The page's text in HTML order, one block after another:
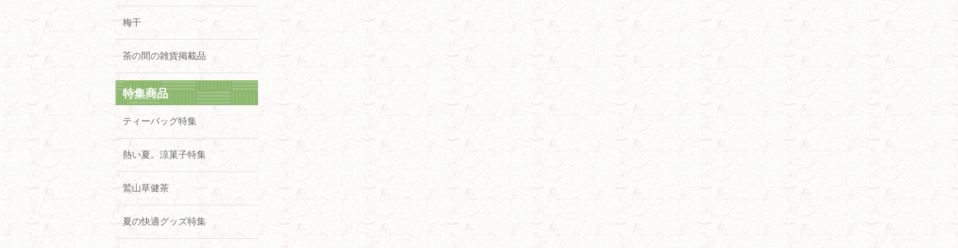
梅干
茶の間の雑貨掲載品
特集商品
ティーバッグ特集
熱い夏。涼菓子特集
鷲山草健茶
夏の快適グッズ特集